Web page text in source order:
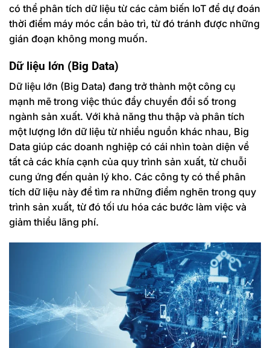
có thể phân tích dữ liệu từ các cảm biến IoT để dự đoán
thời điểm máy móc cần bảo trì, từ đó tránh được những
gián đoạn không mong muốn.
Dữ liệu lớn (Big Data)
Dữ liệu lớn (Big Data) đang trở thành một công cụ
mạnh mẽ trong việc thúc đẩy chuyển đổi số trong
ngành sản xuất. Với khả năng thu thập và phân tích
một lượng lớn dữ liệu từ nhiều nguồn khác nhau, Big
Data giúp các doanh nghiệp có cái nhìn toàn diện về
tất cả các khía cạnh của quy trình sản xuất, từ chuỗi
cung ứng đến quản lý kho. Các công ty có thể phân
tích dữ liệu này để tìm ra những điểm nghẽn trong quy
trình sản xuất, từ đó tối ưu hóa các bước làm việc và
giảm thiểu lãng phí.